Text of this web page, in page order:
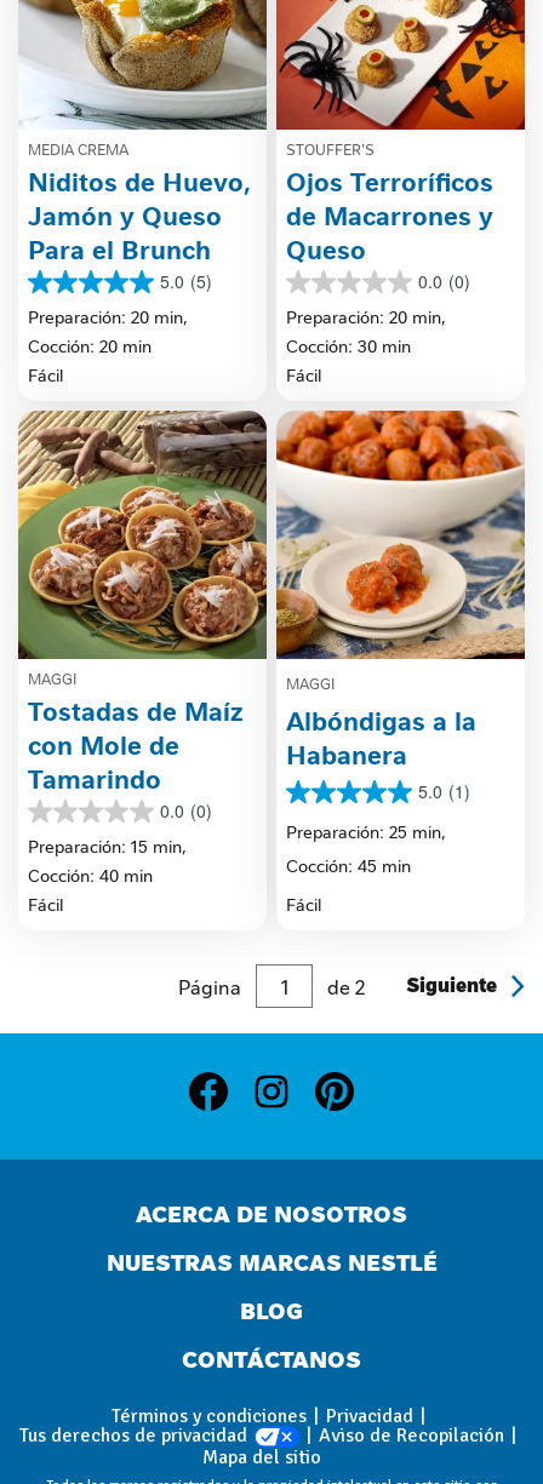
MEDIA CREMA
Niditos de Huevo,
Jamón y Queso
Para el Brunch
5.0 (5)
5.0
de
estrellas.
5
Preparación: 20 min,
Cocción: 20 min
Fácil
STOUFFER'S
Ojos Terroríficos
de Macarrones y
Queso
0.0 (0)
0.0
de
estrellas.
Preparación: 20 min,
Cocción: 30 min
Fácil
MAGGI
Tostadas de Maíz
con Mole de
Tamarindo
0.0 (0)
0.0
de
estrellas.
Preparación: 15 min,
Cocción: 40 min
Fácil
MAGGI
Albóndigas a la
Habanera
5.0 (1)
5.0
de
5
estrellas.
reseña
Preparación: 25 min,
Cocción: 45 min
Fácil
Página de 2 Siguiente
ACERCA DE NOSOTROS
NUESTRAS MARCAS NESTLÉ
BLOG
CONTÁCTANOS
Términos y condiciones
Privacidad
Tus derechos de privacidad
Aviso de Recopilación
Mapa del sitio